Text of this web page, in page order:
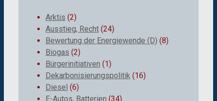
Arktis (2)
Ausstieg, Recht (24)
Bewertung der Energiewende (D) (8)
Biogas (2)
Bürgerinitiativen (1)
Dekarbonisierungspolitik (16)
Diesel (6)
E-Autos, Batterien (34)